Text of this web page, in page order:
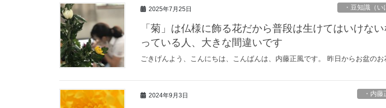
2025年7月25日 ・豆知識（い
「菊」は仏様に飾る花だから普段は生けてはいけな
っている人、大きな間違いです
ごきげんよう、こんにちは、こんばんは、内藤正風です。 昨日からお盆のお
2024年9月3日 ・内